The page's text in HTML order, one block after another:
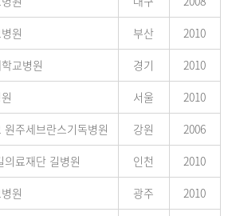
원
부산
2010
교병원
경기
2010
서울
2010
원주세브란스기독병원
강원
2006
의료재단 길병원
인천
2010
원
광주
2010